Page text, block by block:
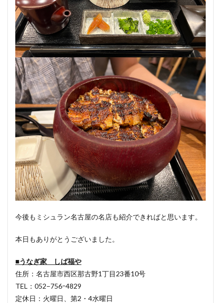
今後もミシュラン名古屋の名店も紹介できればと思います。
本日もありがとうございました。
■うなぎ家 しば福や
住所：名古屋市西区那古野1丁目23番10号
TEL：052−756ｰ4829
定休日：火曜日、第2・4水曜日